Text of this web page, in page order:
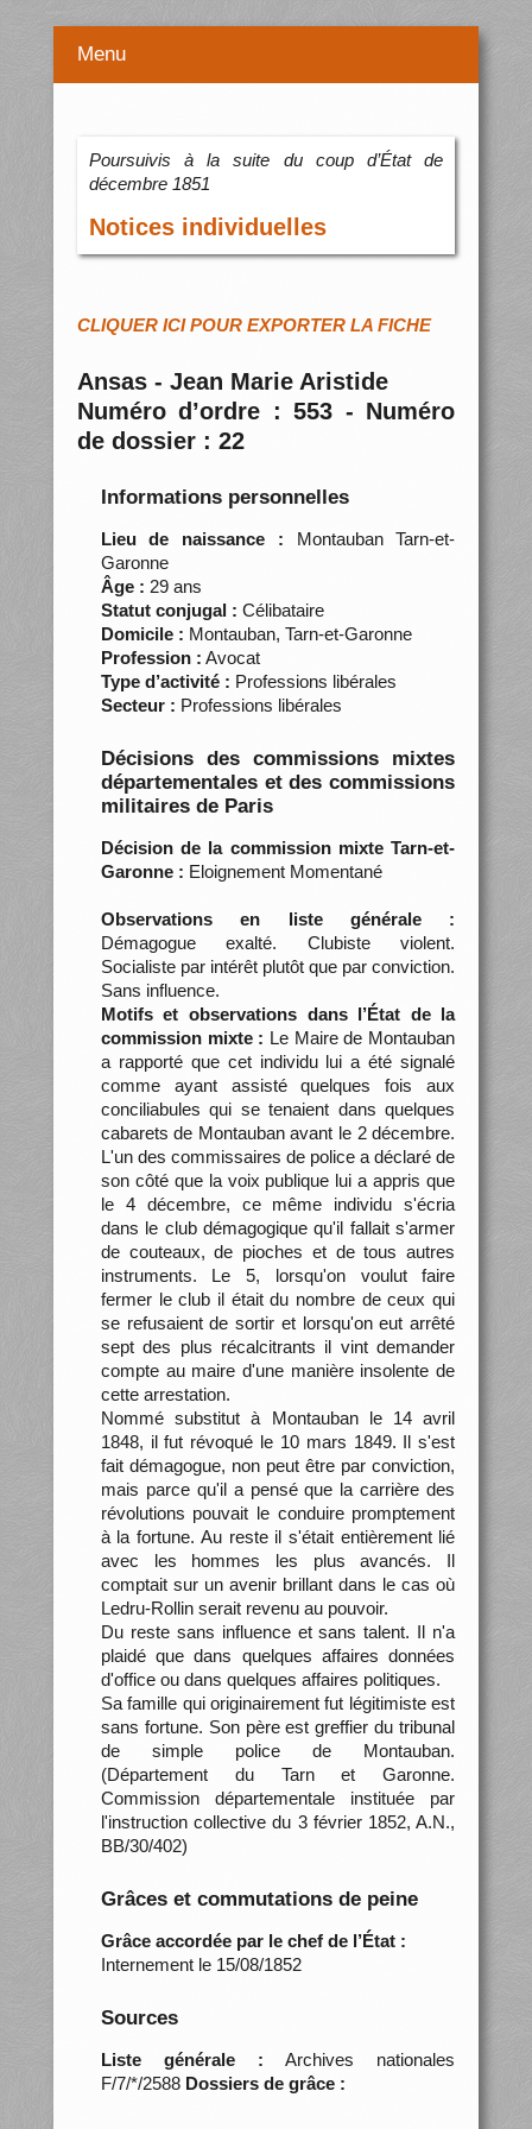
Menu
Poursuivis à la suite du coup d’État de
décembre 1851
Notices individuelles
CLIQUER ICI POUR EXPORTER LA FICHE
Ansas - Jean Marie Aristide
Numéro d’ordre : 553 - Numéro
de dossier : 22
Informations personnelles
Lieu de naissance : Montauban Tarn-et-
Garonne
Âge : 29 ans
Statut conjugal : Célibataire
Domicile : Montauban, Tarn-et-Garonne
Profession : Avocat
Type d’activité : Professions libérales
Secteur : Professions libérales
Décisions des commissions mixtes
départementales et des commissions
militaires de Paris
Décision de la commission mixte Tarn-et-
Garonne : Eloignement Momentané
Observations en liste générale :
Démagogue exalté. Clubiste violent.
Socialiste par intérêt plutôt que par conviction.
Sans influence.
Motifs et observations dans l’État de la
commission mixte : Le Maire de Montauban
a rapporté que cet individu lui a été signalé
comme ayant assisté quelques fois aux
conciliabules qui se tenaient dans quelques
cabarets de Montauban avant le 2 décembre.
L'un des commissaires de police a déclaré de
son côté que la voix publique lui a appris que
le 4 décembre, ce même individu s'écria
dans le club démagogique qu'il fallait s'armer
de couteaux, de pioches et de tous autres
instruments. Le 5, lorsqu'on voulut faire
fermer le club il était du nombre de ceux qui
se refusaient de sortir et lorsqu'on eut arrêté
sept des plus récalcitrants il vint demander
compte au maire d'une manière insolente de
cette arrestation.
Nommé substitut à Montauban le 14 avril
1848, il fut révoqué le 10 mars 1849. Il s'est
fait démagogue, non peut être par conviction,
mais parce qu'il a pensé que la carrière des
révolutions pouvait le conduire promptement
à la fortune. Au reste il s'était entièrement lié
avec les hommes les plus avancés. Il
comptait sur un avenir brillant dans le cas où
Ledru-Rollin serait revenu au pouvoir.
Du reste sans influence et sans talent. Il n'a
plaidé que dans quelques affaires données
d'office ou dans quelques affaires politiques.
Sa famille qui originairement fut légitimiste est
sans fortune. Son père est greffier du tribunal
de simple police de Montauban.
(Département du Tarn et Garonne.
Commission départementale instituée par
l'instruction collective du 3 février 1852, A.N.,
BB/30/402)
Grâces et commutations de peine
Grâce accordée par le chef de l’État :
Internement le 15/08/1852
Sources
Liste générale : Archives nationales
F/7/*/2588 Dossiers de grâce :